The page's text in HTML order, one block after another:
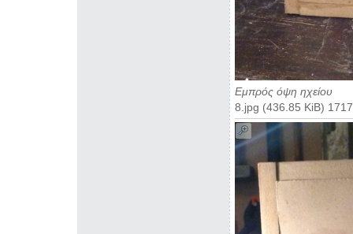
Εμπρός όψη ηχείου
8.jpg (436.85 KiB)